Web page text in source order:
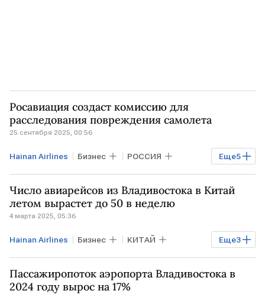
Росавиация создаст комиссию для
расследования повреждения самолета
25 сентября 2025, 00:56
Еще5
Hainan Airlines Бизнес РОССИЯ
САНКТ-ПЕТЕРБУРГ МОСКВА Пекин
аэропорт Шереметьево
Число авиарейсов из Владивостока в Китай
летом вырастет до 50 в неделю
4 марта 2025, 05:36
Еще3
Hainan Airlines Бизнес КИТАЙ
Владивосток Пекин Air China
Пассажиропоток аэропорта Владивостока в
2024 году вырос на 17%